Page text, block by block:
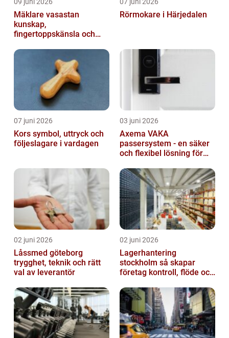
09 juni 2026
Mäklare vasastan
kunskap,
fingertoppskänsla och
07 juni 2026
Rörmokare i Härjedalen
07 juni 2026
Kors symbol, uttryck och
följeslagare i vardagen
03 juni 2026
Axema VAKA
passersystem - en säker
och flexibel lösning för
02 juni 2026
Låssmed göteborg
trygghet, teknik och rätt
val av leverantör
02 juni 2026
Lagerhantering
stockholm så skapar
företag kontroll, flöde och